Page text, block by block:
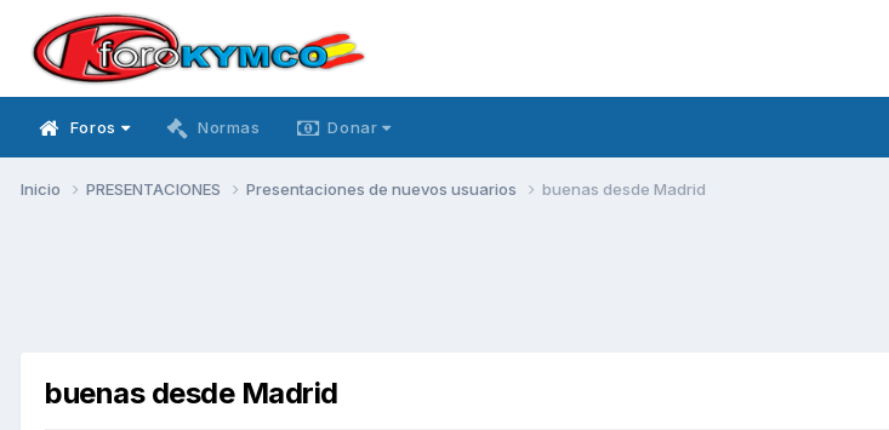
Foros Normas Donar
Inicio PRESENTACIONES Presentaciones de nuevos usuarios buenas desde Madrid
buenas desde Madrid